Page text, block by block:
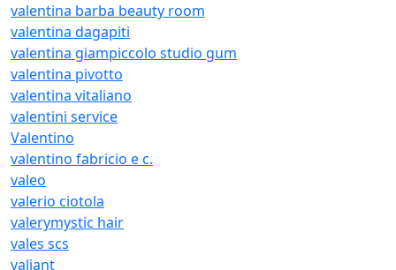
valentina barba beauty room
valentina dagapiti
valentina giampiccolo studio gum
valentina pivotto
valentina vitaliano
valentini service
Valentino
valentino fabricio e c.
valeo
valerio ciotola
valerymystic hair
vales scs
valiant